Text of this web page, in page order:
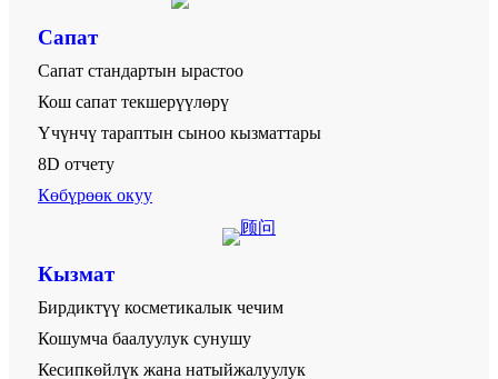
Сапат
Сапат стандартын ырастоо
Кош сапат текшерүүлөрү
Үчүнчү тараптын сыноо кызматтары
8D отчету
Көбүрөөк окуу
Кызмат
Бирдиктүү косметикалык чечим
Кошумча баалуулук сунушу
Кесипкөйлүк жана натыйжалуулук